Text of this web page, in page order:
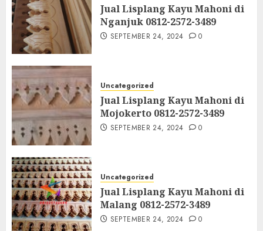
Jual Lisplang Kayu Mahoni di
Nganjuk 0812-2572-3489
SEPTEMBER 24, 2024 0
Uncategorized
Jual Lisplang Kayu Mahoni di
Mojokerto 0812-2572-3489
SEPTEMBER 24, 2024 0
Uncategorized
Jual Lisplang Kayu Mahoni di
Malang 0812-2572-3489
SEPTEMBER 24, 2024 0